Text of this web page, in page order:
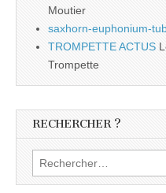
Moutier
saxhorn-euphonium-
TROMPETTE ACTUS
Trompette
RECHERCHER ?
Rechercher :